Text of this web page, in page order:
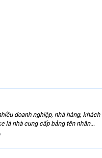
doanh nghiệp, nhà hàng,
là nhà cung cấp bảng tên nhân...